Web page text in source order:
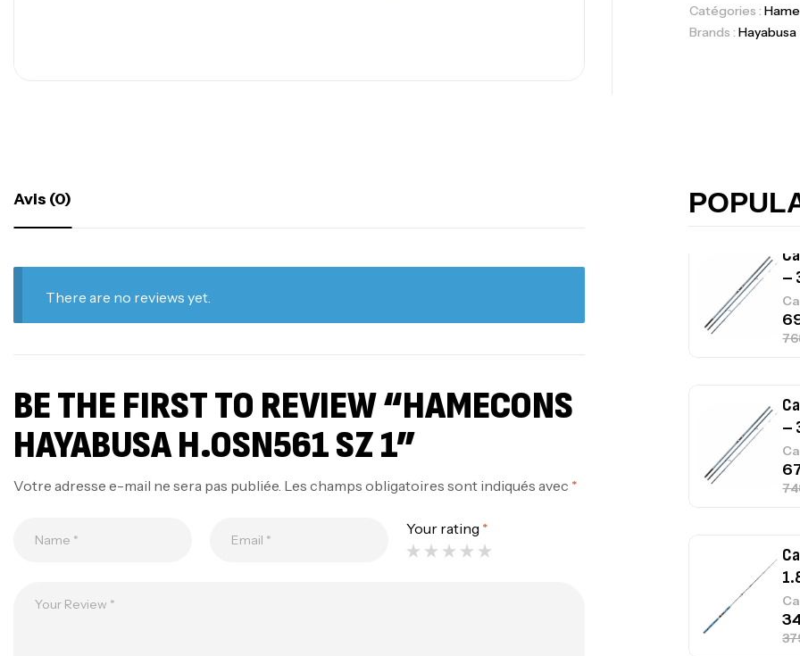
Catégories :
Brands : Hayabusa
Avis (0)
There are no reviews yet.
BE THE FIRST TO REVIEW “HAMECONS
HAYABUSA H.OSN561 SZ 1”
Votre adresse e-mail ne sera pas publiée. Les champs obligatoires sont indiqués avec *
Your rating *
–
–